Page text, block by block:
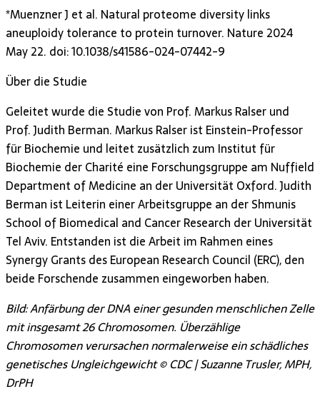
*Muenzner J et al. Natural proteome diversity links
aneuploidy tolerance to protein turnover. Nature 2024
May 22. doi: 10.1038/s41586-024-07442-9
Über die Studie
Geleitet wurde die Studie von Prof. Markus Ralser und
Prof. Judith Berman. Markus Ralser ist Einstein-Professor
für Biochemie und leitet zusätzlich zum Institut für
Biochemie der Charité eine Forschungsgruppe am Nuffield
Department of Medicine an der Universität Oxford. Judith
Berman ist Leiterin einer Arbeitsgruppe an der Shmunis
School of Biomedical and Cancer Research der Universität
Tel Aviv. Entstanden ist die Arbeit im Rahmen eines
Synergy Grants des European Research Council (ERC), den
beide Forschende zusammen eingeworben haben.
Bild: Anfärbung der DNA einer gesunden menschlichen Zelle
mit insgesamt 26 Chromosomen. Überzählige
Chromosomen verursachen normalerweise ein schädliches
genetisches Ungleichgewicht © CDC | Suzanne Trusler, MPH,
DrPH